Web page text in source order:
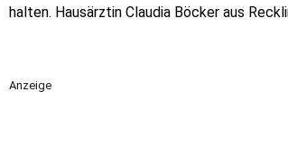
halten. Hausärztin Claudia Böcker aus
Anzeige